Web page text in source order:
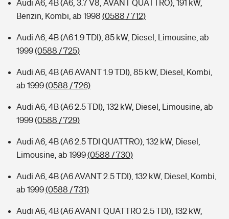
Audi A6, 4B (A6, 3.7 V8, AVANT QUATTRO), 191 kW,
Benzin, Kombi, ab 1998 (0588 / 712)
Audi A6, 4B (A6 1.9 TDI), 85 kW, Diesel, Limousine, ab
1999(0588 / 725)
Audi A6, 4B (A6 AVANT 1.9 TDI), 85 kW, Diesel, Kombi,
ab 1999(0588 / 726)
Audi A6, 4B (A6 2.5 TDI), 132 kW, Diesel, Limousine, ab
1999(0588 / 729)
Audi A6, 4B (A6 2.5 TDI QUATTRO), 132 kW, Diesel,
Limousine, ab 1999(0588 / 730)
Audi A6, 4B (A6 AVANT 2.5 TDI), 132 kW, Diesel, Kombi,
ab 1999(0588 / 731)
Audi A6, 4B (A6 AVANT QUATTRO 2.5 TDI), 132 kW,